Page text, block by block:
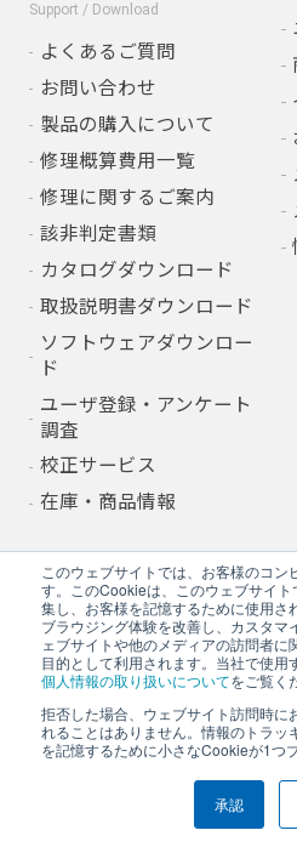
このウェブサイトでは、お客様のコ
す。このCookieは、このウェブサイ
集し、お客様を記憶するために使用さ
ブラウジング体験を改善し、カスタマ
ェブサイトや他のメディアの訪問者
目的として利用されます。当社で使用
個人情報の取り扱いについてをご覧く
拒否した場合、ウェブサイト訪問時に
れることはありません。情報のトラッ
を記憶するために小さなCookieが1つ
承認
Support / Download
よくあるご質問
お問い合わせ
製品の購入について
修理概算費用一覧
修理に関するご案内
該非判定書類
カタログダウンロード
取扱説明書ダウンロード
ソフトウェアダウンロー
ド
ユーザ登録・アンケート
調査
校正サービス
在庫・商品情報
採用情報
Recruit
新卒採用